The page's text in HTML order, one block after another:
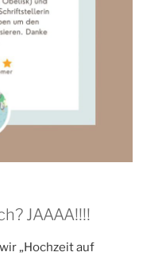
JAAAA!!!!
„Hochzeit auf